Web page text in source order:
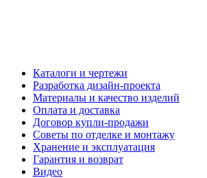
Каталоги и чертежи
Разработка дизайн-проекта
Материалы и качество изделий
Оплата и доставка
Договор купли-продажи
Советы по отделке и монтажу
Хранение и эксплуатация
Гарантия и возврат
Видео